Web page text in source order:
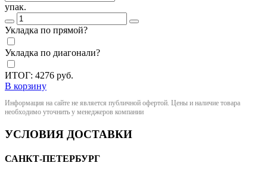
упак.
Укладка по прямой?
Укладка по диагонали?
ИТОГ: 4276 руб.
В корзину
Информация на сайте не является публичной офертой. Цены и наличие товара
необходимо уточнить у менеджеров компании
УСЛОВИЯ ДОСТАВКИ
САНКТ-ПЕТЕРБУРГ